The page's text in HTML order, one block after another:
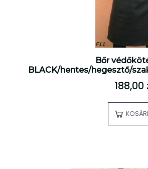
Bőr
BLACK/hentes/hegesztő/
188,00